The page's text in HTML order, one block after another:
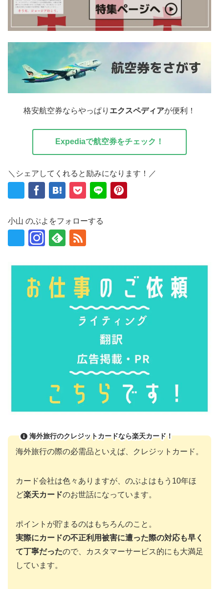
格安航空券ならやっぱり エクスペディアが便利！
Expediaで航空券をチェック！
＼シェアしてくれると励みになります！／
小山 のぶよをフォローする
海外旅行のクレジットカードなら楽天カード！
海外旅行の際の必需品といえば、クレジットカード。
カード会社は色々ありますが、のぶよはもう10年ほ
ど楽天カードのお世話になっています。
ポイントが貯まるのはもちろんのこと。
実際にカードの不正利用被害に遭った際の対応も早く
て丁寧だったので、カスタマーサービス的にも大満足
しています。